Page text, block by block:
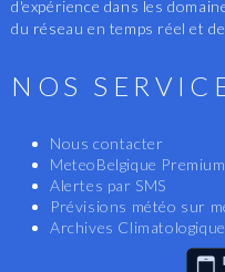
d'expérience dans les
du réseau en temps réel et
NOS
Nous contacter
MeteoBelgique Premium
Alertes par SMS
Prévisions météo sur
Archives